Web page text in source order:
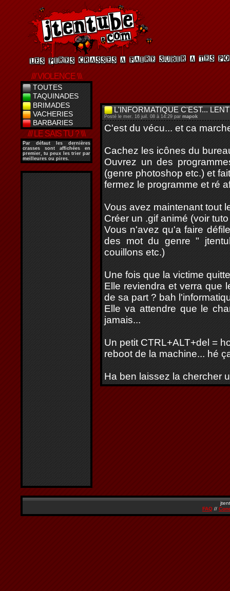
/// VIOLENCE \\\
TOUTES
TAQUINADES
BRIMADES
VACHERIES
BARBARIES
/// LE SAIS TU ? \\\
Par défaut les dernières
crasses sont affichées en
premier, tu peux les trier par
meilleures ou pires.
L'INFORMATIQUE C'EST... LENT
Posté le mer. 16 juil. 08 à 14:29 par mapok
C'est du vécu... et ca
Cachez les icônes du
Ouvrez un des
(genre photoshop etc.) et
fermez le programme et ré
Vous avez maintenant tout
Créer un .gif animé (voir
Vous n'avez qu'a faire
des mot du genre "
couillons etc.)
Une fois que la victime
Elle reviendra et verra que
de sa part ? bah
Elle va attendre que le
jamais...
Un petit CTRL+ALT+del =
reboot de la machine... hé
Ha ben laissez la chercher
FAQ //